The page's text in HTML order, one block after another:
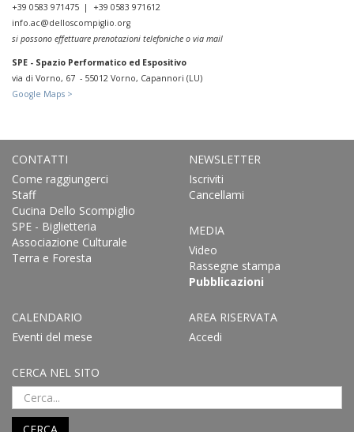
+39 0583 971475 | +39 0583 971612
info.ac@delloscompiglio.org
si possono effettuare prenotazioni telefoniche o via mail
SPE - Spazio Performatico ed Espositivo
via di Vorno, 67 - 55012 Vorno, Capannori (LU)
Google Maps >
CONTATTI
Come raggiungerci
Staff
Cucina Dello Scompiglio
SPE - Biglietteria
Associazione Culturale
Terra e Foresta
NEWSLETTER
Iscriviti
Cancellami
MEDIA
Video
Rassegne stampa
Pubblicazioni
CALENDARIO
Eventi del mese
AREA RISERVATA
Accedi
CERCA NEL SITO
CERCA